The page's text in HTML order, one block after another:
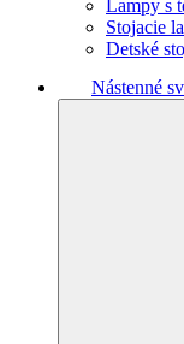
Lampy s
Stojacie
Detské
Nástenné